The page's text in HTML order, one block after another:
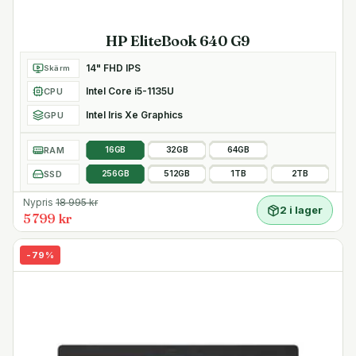
HP EliteBook 640 G9
Skärm 14" FHD IPS
CPU Intel Core i5-1135U
GPU Intel Iris Xe Graphics
RAM 16GB 32GB 64GB
SSD 256GB 512GB 1TB 2TB
Nypris 18 995kr
5 799 kr
2 i lager
- 79 %